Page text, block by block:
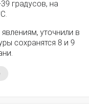
градусов, на
уточнили в
сохранятся 8 и 9